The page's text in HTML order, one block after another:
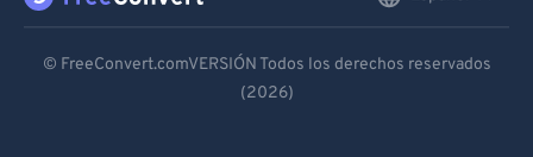
Español
© FreeConvert.comVERSIÓN Todos los derechos reservados
(2026)